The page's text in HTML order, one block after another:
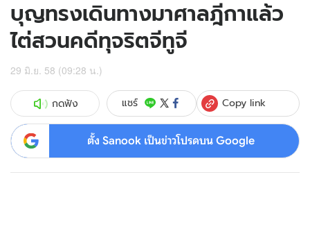
บุญทรงเดินทางมาศาลฎีกาแล้ว
ไต่สวนคดีทุจริตจีทูจี
29 มิ.ย. 58 (09:28 น.)
กดฟัง แชร์ Copy link
ตั้ง Sanook เป็นข่าวโปรดบน Google